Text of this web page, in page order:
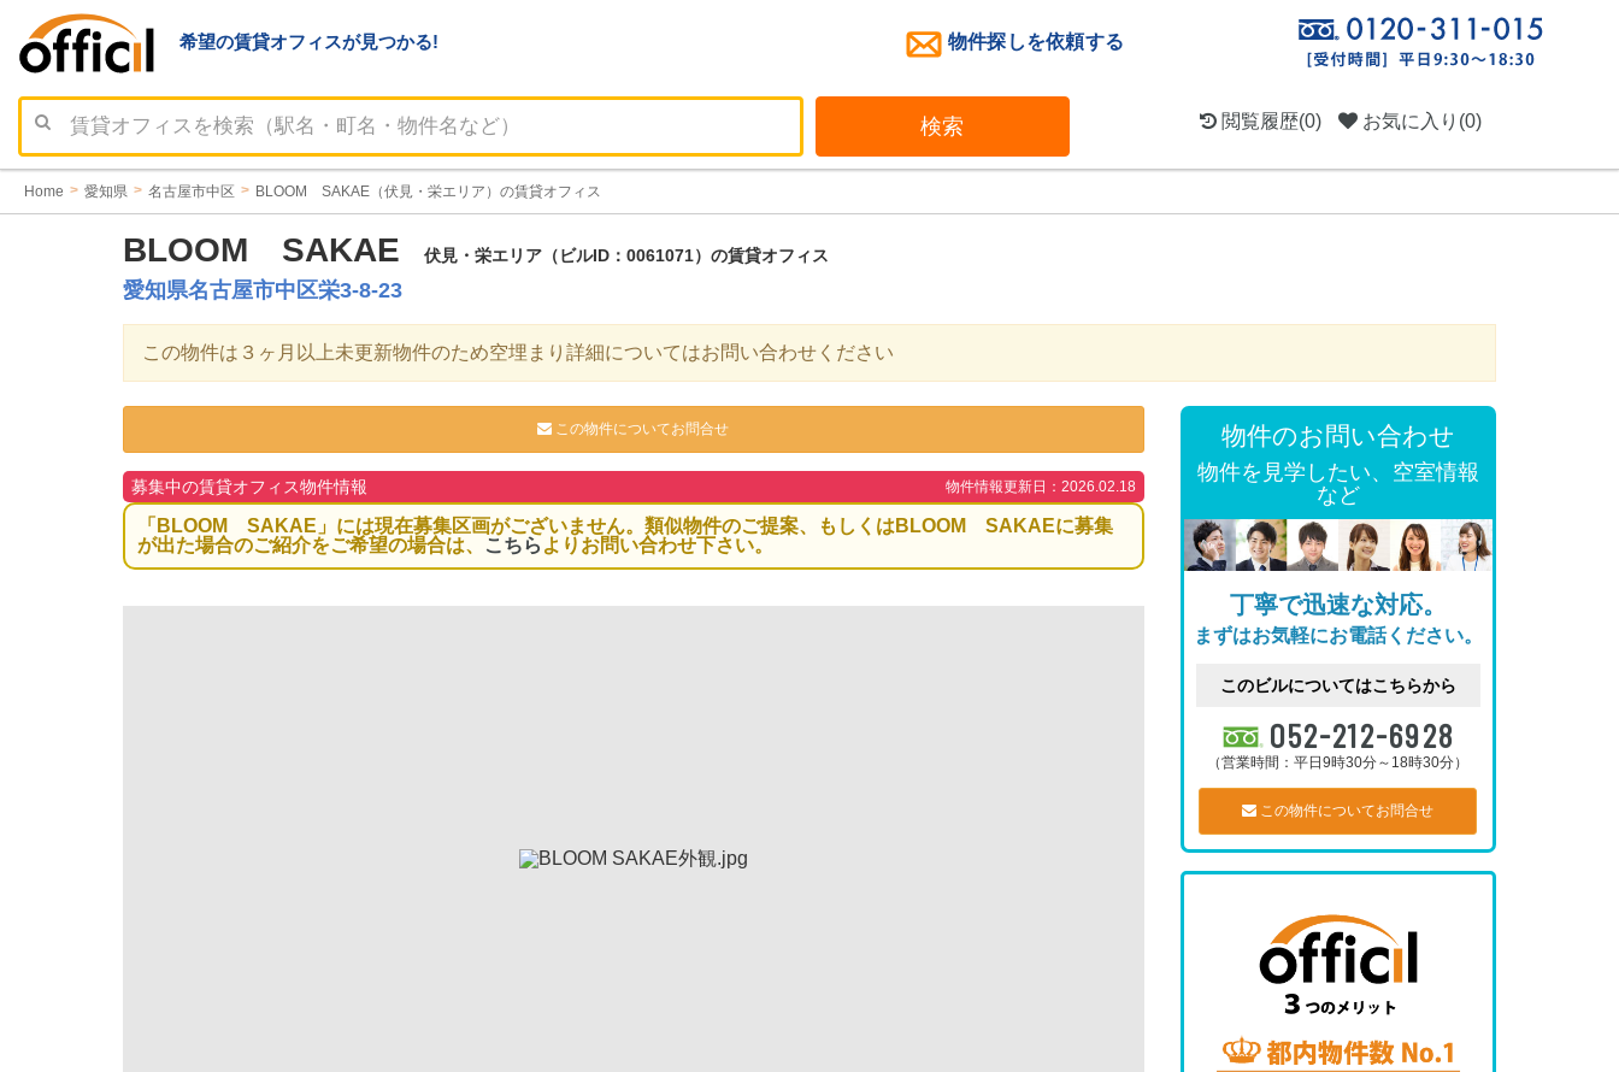
希望の賃貸オフィスが見つかる! 物件探しを依頼する
検索 閲覧履歴(0) お気に入り (0)
Home 愛知県 名古屋市中区 BLOOM SAKAE（伏見・栄エリア）の賃貸オフィス
BLOOM SAKAE 伏見・栄エリア（ビルID：0061071）の賃貸オフィス
愛知県名古屋市中区栄3-8-23
この物件は３ヶ月以上未更新物件のため空埋まり詳細についてはお問い合わせください
この物件についてお問合せ
募集中の賃貸オフィス物件情報 物件情報更新日：2026.02.18
「BLOOM SAKAE」には現在募集区画がございません。類似物件のご提案、もしくはBLOOM SAKAEに募集
が出た場合のご紹介をご希望の場合は、
こちら よりお問い合わせ下さい。
物件のお問い合わせ
物件を見学したい、空室情報
など
丁寧で迅速な対応。
まずはお気軽にお電話ください。
このビルについてはこちらから
052-212-6928
（営業時間：平日9時30分～18時30分）
この物件についてお問合せ